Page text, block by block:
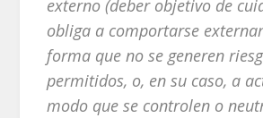
externo (deber objetivo de
obliga a comportarse
forma que no se generen
permitidos, o, en su caso, a
modo que se controlen o